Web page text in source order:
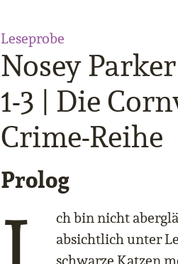
Leseprobe
Nosey
1-3 | Die
Crime-Reihe
Prolog
ch bin nicht
absichtlich unter